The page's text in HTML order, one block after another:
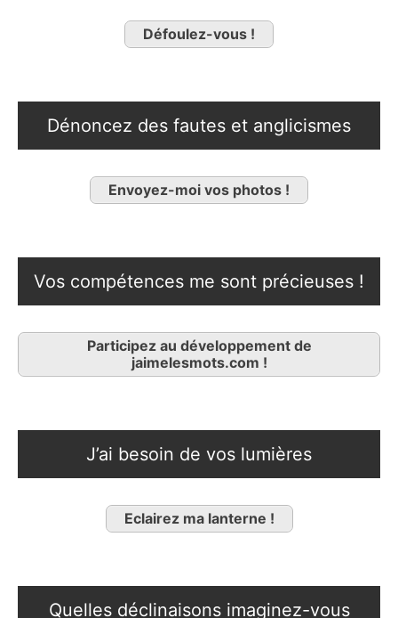
Défoulez-vous !
Dénoncez des fautes et anglicismes
Envoyez-moi vos photos !
Vos compétences me sont précieuses !
Participez au développement de
jaimelesmots.com !
J’ai besoin de vos lumières
Eclairez ma lanterne !
Quelles déclinaisons imaginez-vous